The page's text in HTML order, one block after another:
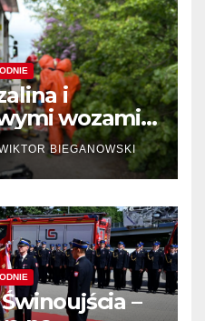
i
wozami –
BIEGANOWSKI
–